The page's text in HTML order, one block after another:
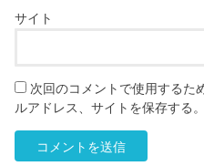
サイト
次回のコメントで使用するた
ルアドレス、サイトを保存する。